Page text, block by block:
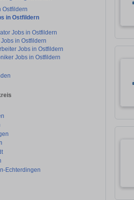
Ostfildern
in Ostfildern
Jobs in Ostfildern
in Ostfildern
Jobs in Ostfildern
Jobs in Ostfildern
Echterdingen